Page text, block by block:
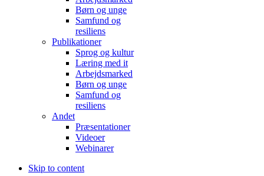
Børn og unge
Samfund og
resiliens
Publikationer
Sprog og kultur
Læring med it
Arbejdsmarked
Børn og unge
Samfund og
resiliens
Andet
Præsentationer
Videoer
Webinarer
Skip to content